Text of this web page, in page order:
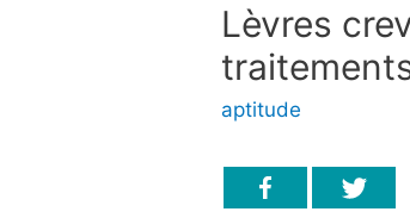
Lèvres
aptitude